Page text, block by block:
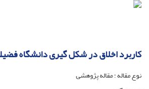
کاربرد اخلاق در شکل گیری دانشگاه
نوع مقاله : مقاله پژوهشی